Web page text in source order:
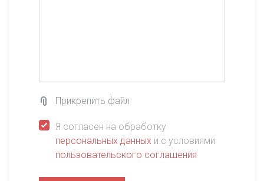
Прикрепить файл
Я согласен на обработку
персональных данных и с условиями
пользовательского соглашения